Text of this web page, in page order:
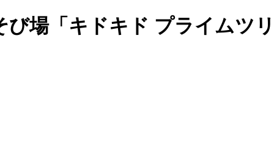
場「キドキド プライムツ